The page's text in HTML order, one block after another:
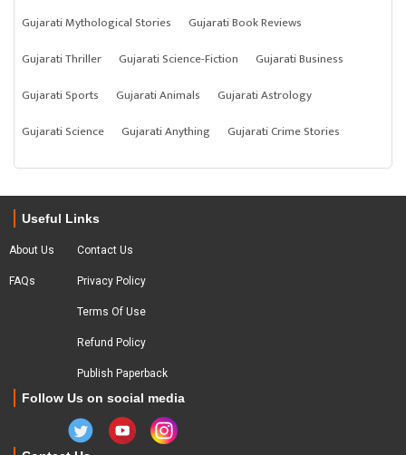
Gujarati Mythological Stories
Gujarati Book Reviews
Gujarati Thriller
Gujarati Science-Fiction
Gujarati Business
Gujarati Sports
Gujarati Animals
Gujarati Astrology
Gujarati Science
Gujarati Anything Gujarati Crime Stories
Useful Links
About Us
FAQs
Contact Us
Privacy Policy
Terms Of Use
Refund Policy
Publish Paperback
Follow Us on social media